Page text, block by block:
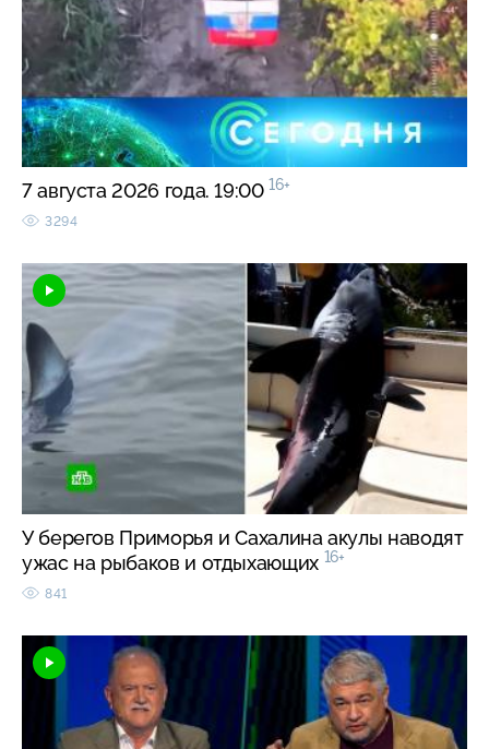
7 августа 2026 года. 19:00 16+
3294
У берегов Приморья и Сахалина акулы наводят
ужас на рыбаков и отдыхающих 16+
841